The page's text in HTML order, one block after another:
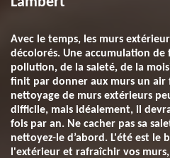
Avec le temps, les murs
décolorés. Une accumulation de
pollution, de la saleté, de la
finit par donner aux murs un air
nettoyage de murs extérieurs
difficile, mais idéalement, il
fois par an. Ne cacher pas sa
nettoyez-le d’abord. L'été est
l'extérieur et rafraîchir vos